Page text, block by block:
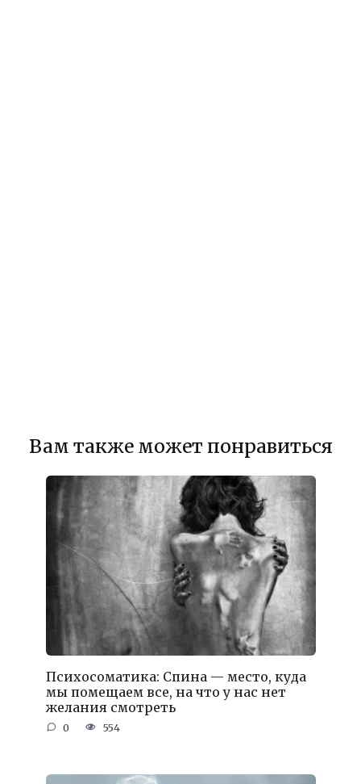
Вам также может понравиться
Психосоматика: Спина — место, куда
мы помещаем все, на что у нас нет
желания смотреть
0 554